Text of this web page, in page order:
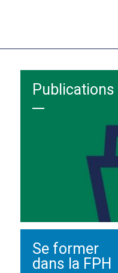
Publications
Se former
dans la FPH